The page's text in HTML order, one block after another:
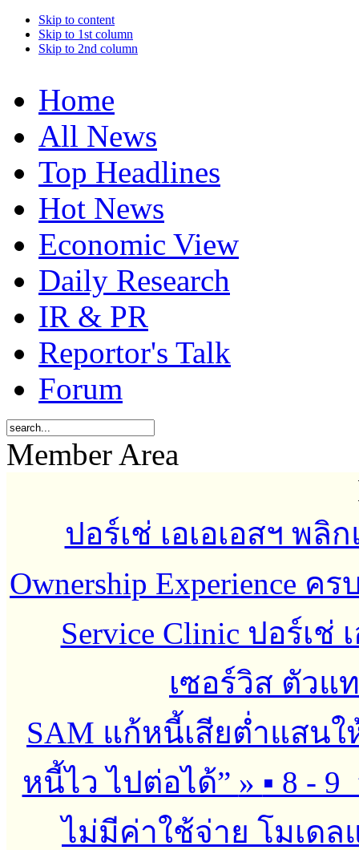
Skip to content
Skip to 1st column
Skip to 2nd column
Home
All News
Top Headlines
Hot News
Economic View
Daily Research
IR & PR
Reportor's Talk
Forum
Member Area
ปอร์เช่ เอเอเอสฯ พลิ
Ownership Experience ค
Service Clinic ปอร์เช่
เซอร์วิส ตัวแ
SAM แก้หนี้เสียต่ำแสน
หนี้ไว ไปต่อได้” » ▪︎ 8 -
ไม่มีค่าใช้จ่าย โมเดล